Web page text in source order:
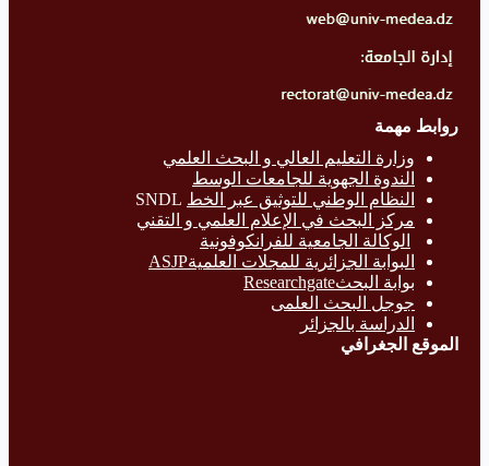
روابط مهمة
وزارة التعليم العالي و البحث العلمي
الندوة الجهوية للجامعات الوسط
النظام الوطني للتوثيق عبر الخط
مركز البحث في الإعلام العلمي و التقني
الوكالة الجامعية للفرانكوفونية
البوابة الجزائرية للمجلات العلميةASJP
بوابة البحثResearchgate
جوجل البحث العلمى
الدراسة بالجزائر
الموقع الجغرافي